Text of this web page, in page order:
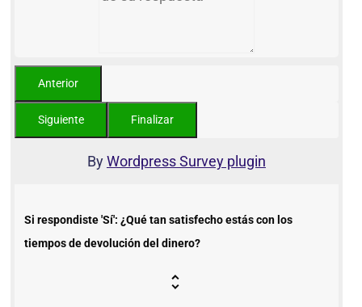
ByWordpress Survey plugin
Si respondiste 'Sí': ¿Qué tan satisfecho estás con los
tiempos de devolución del dinero?